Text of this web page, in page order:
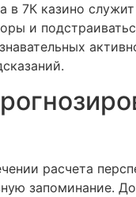
в 7К казино
и
расчета
запоминание.